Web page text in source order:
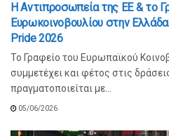
Η Αντιπροσωπεία της ΕΕ & το
Ευρωκοινοβουλίου στην
Pride 2026
Το Γραφείο του Ευρωπαϊκού
συμμετέχει και φέτος στις
πραγματοποιείται με...
05/06/2026